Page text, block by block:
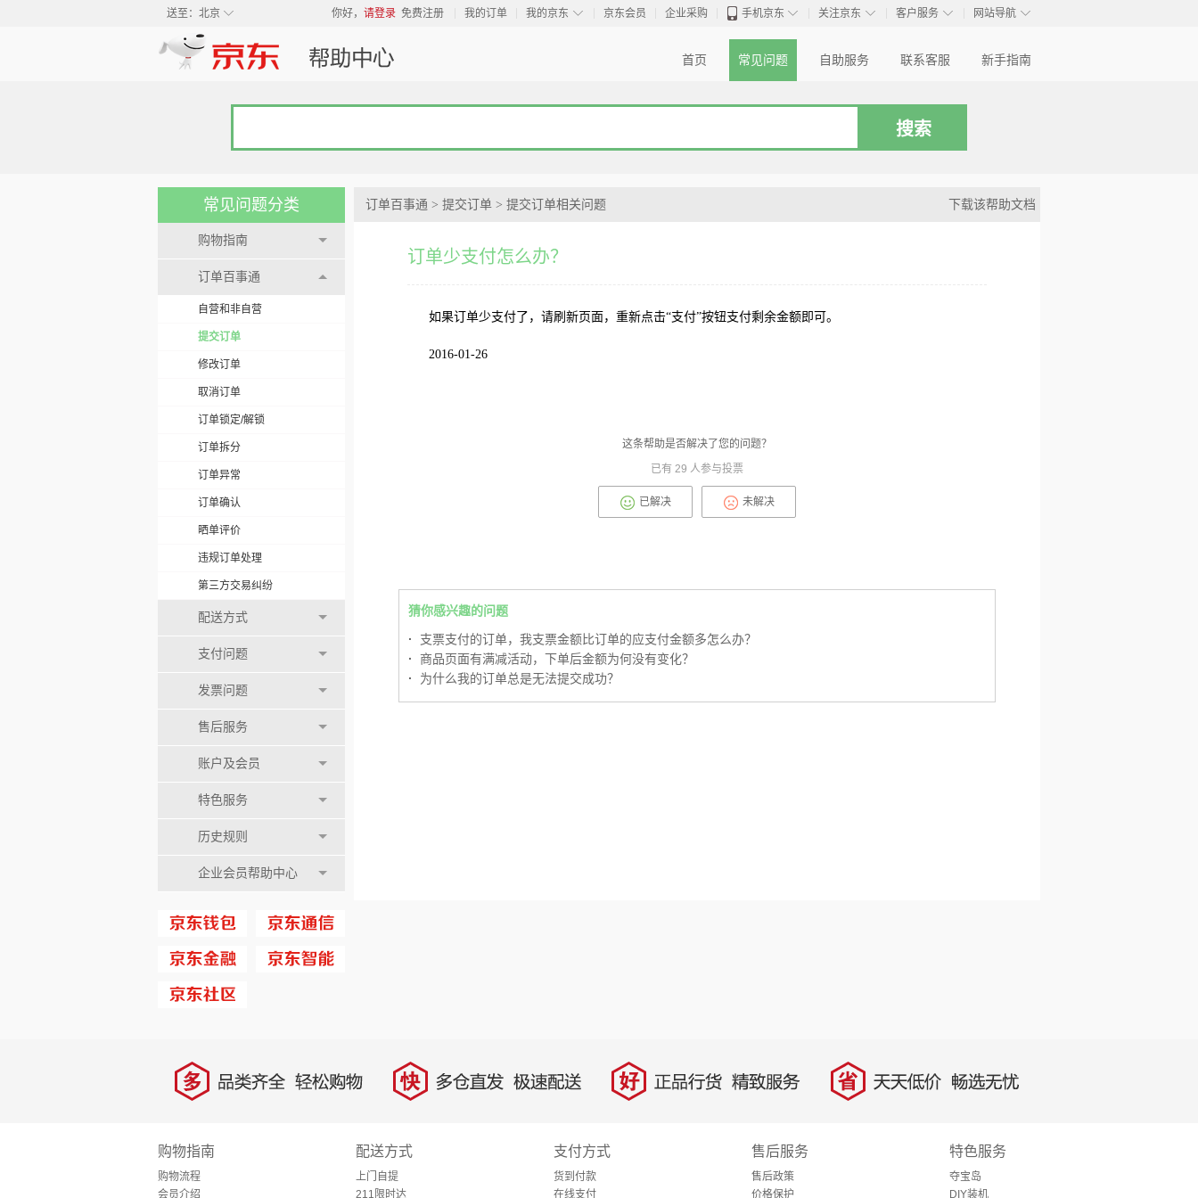
◇
送至： 北京 你好， 请登录 免费注册 我的订单 ◇
我的京东 京东会员 企业采购 ◇
手机京东 ◇
关注京东 ◇
客户服务 ◇
网站导航
首页 常见问题 自助服务 联系客服 新手指南
常见问题分类
购物指南
订单百事通
自营和非自营
提交订单
修改订单
取消订单
订单锁定/解锁
订单拆分
订单异常
订单确认
晒单评价
违规订单处理
第三方交易纠纷
配送方式
支付问题
发票问题
售后服务
账户及会员
特色服务
历史规则
企业会员帮助中心
订单百事通 > 提交订单 > 提交订单相关问题 下载该帮助文档
订单少支付怎么办？
如果订单少支付了，请刷新页面，重新点击“支付”按钮支付剩余金额即可。
2016-01-26
这条帮助是否解决了您的问题？
已有 29 人参与投票
已解决 未解决
猜你感兴趣的问题
·
支票支付的订单，我支票金额比订单的应支付金额多怎么办？
·
商品页面有满减活动，下单后金额为何没有变化？
·
为什么我的订单总是无法提交成功？
多 品类齐全，轻松购物 快 多仓直发，极速配送 好 正品行货，精致服务 省 天天低价，畅选无忧
购物指南
购物流程
会员介绍
配送方式
上门自提
211限时达
支付方式
货到付款
在线支付
售后服务
售后政策
价格保护
特色服务
夺宝岛
DIY装机